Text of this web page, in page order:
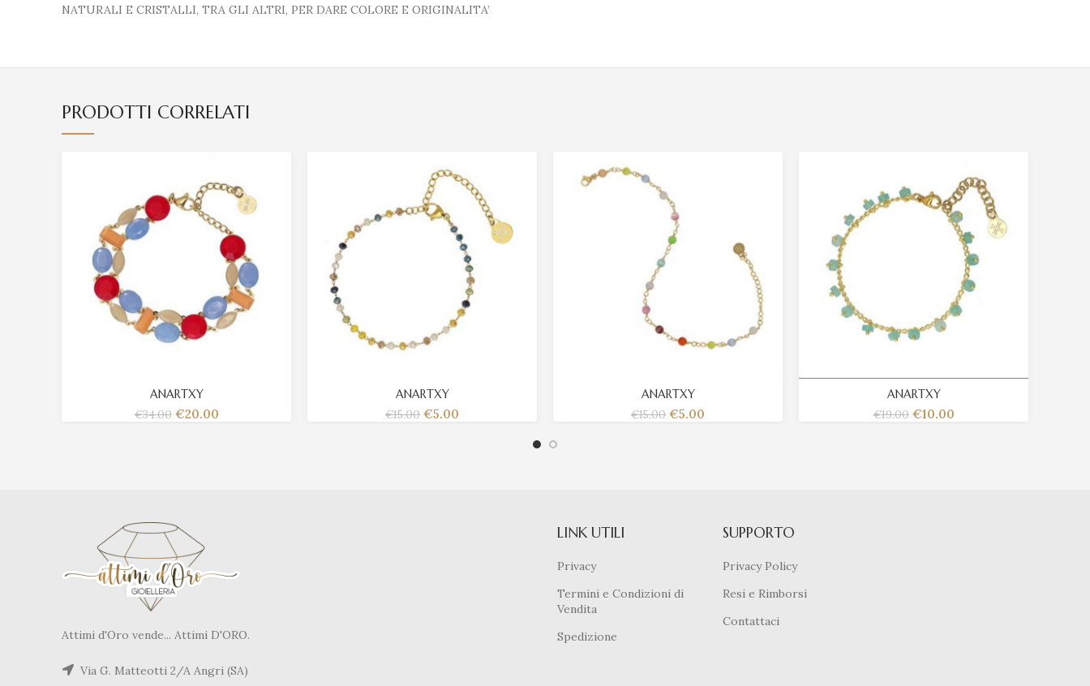
NATURALI E CRISTALLI, TRA GLI ALTRI, PER DARE COLORE E ORIGINALITA’
PRODOTTI CORRELATI
ANARTXY
€34.00 €20.00
ANARTXY
€15.00 €5.00
ANARTXY
€15.00 €5.00
ANARTXY
€19.00 €10.00
Attimi d'Oro vende... Attimi D'ORO.
Via G. Matteotti 2/A Angri (SA)
LINK UTILI
Privacy
Termini e Condizioni di
Vendita
Spedizione
SUPPORTO
Privacy Policy
Resi e Rimborsi
Contattaci